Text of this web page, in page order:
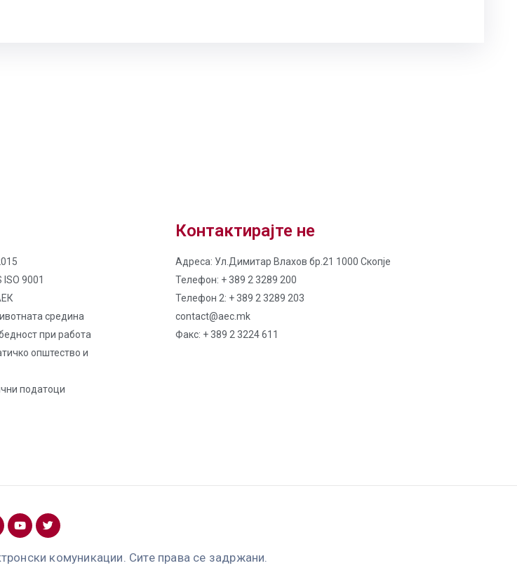
9001
средина
при работа
општество и
податоци
Контактирајте не
Адреса: Ул.Димитар Влахов бр.21 1000 Скопје
Телефон: + 389 2 3289 200
Телефон 2: + 389 2 3289 203
contact@aec.mk
Факс: + 389 2 3224 611
комуникации. Сите права се задржани.